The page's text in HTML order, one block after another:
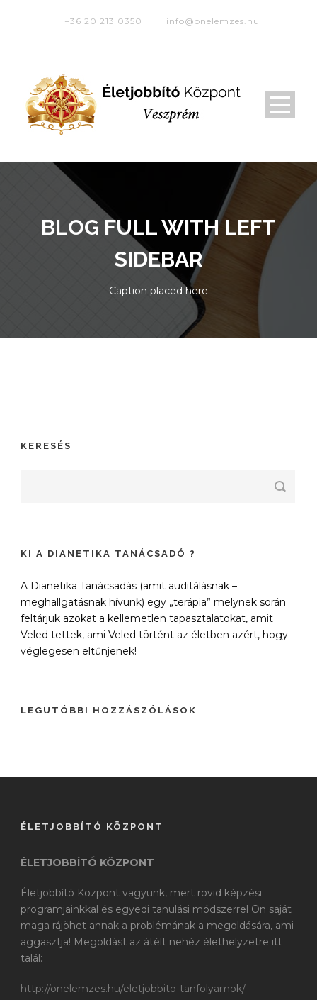
+36 20 213 0350 info@onelemzes.hu
BLOG FULL WITH LEFT
SIDEBAR
Caption placed here
KERESÉS
KI A DIANETIKA TANÁCSADÓ ?
A Dianetika Tanácsadás (amit auditálásnak –
meghallgatásnak hívunk) egy „terápia” melynek során
feltárjuk azokat a kellemetlen tapasztalatokat, amit
Veled tettek, ami Veled történt az életben azért, hogy
véglegesen eltűnjenek!
LEGUTÓBBI HOZZÁSZÓLÁSOK
ÉLETJOBBÍTÓ KÖZPONT
ÉLETJOBBÍTÓ KÖZPONT
Életjobbító Központ vagyunk, mert rövid képzési
programjainkkal és egyedi tanulási módszerrel Ön saját
maga rájöhet annak a problémának a megoldására, ami
aggasztja! Megoldást az átélt nehéz élethelyzetre itt
talál:
http://onelemzes.hu/eletjobbito-tanfolyamok/